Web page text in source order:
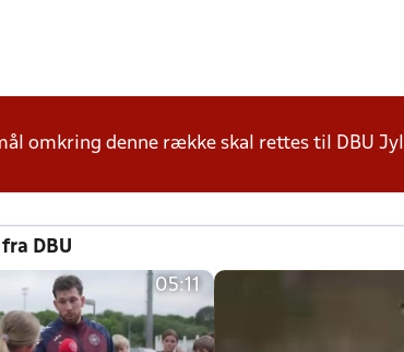
omkring denne række skal rettes til DBU
DBU
05:11